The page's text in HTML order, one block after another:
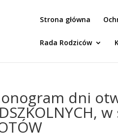
Strona główna
Rada Rodziców
dni